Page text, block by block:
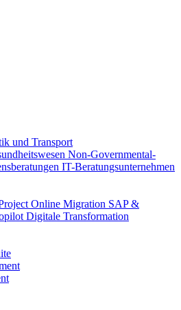
und Transport
Non-Governmental-
IT-Beratungsunternehmen
Online Migration SAP &
Digitale Transformation